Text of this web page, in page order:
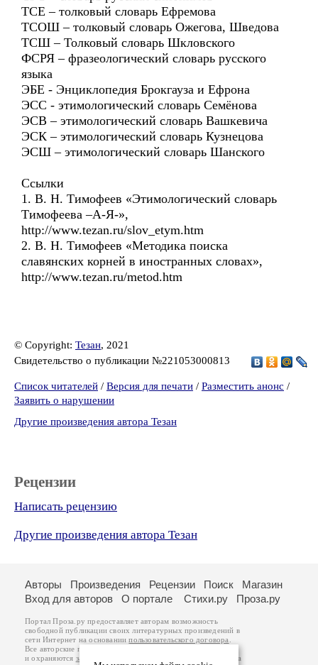
ТСЕ – толковый словарь Ефремова
ТСОШ – толковый словарь Ожегова, Шведова
ТСШ – Толковый словарь Шкловского
ФСРЯ – фразеологический словарь русского
языка
ЭБЕ - Энциклопедия Брокгауза и Ефрона
ЭСС - этимологический словарь Семёнова
ЭСВ – этимологический словарь Вашкевича
ЭСК – этимологический словарь Кузнецова
ЭСШ – этимологический словарь Шанского
Ссылки
1. В. Н. Тимофеев «Этимологический словарь
Тимофеева –А-Я-»,
http://www.tezan.ru/slov_etym.htm
2. В. Н. Тимофеев «Методика поиска
славянских корней в иностранных словах»,
http://www.tezan.ru/metod.htm
© Copyright: Тезан, 2021
Свидетельство о публикации №221053000813
Список читателей / Версия для печати / Разместить анонс /
Заявить о нарушении
Другие произведения автора Тезан
Рецензии
Написать рецензию
Другие произведения автора Тезан
Авторы Произведения Рецензии Поиск
Магазин
Вход для авторов
О портале Стихи.ру Проза.ру
Портал Проза.ру предоставляет авторам возможность
свободной публикации своих литературных произведений в
сети Интернет на основаниипользовательского договора
Все авторские права на произведения принадлежат авторам
и охраняются законом
. Перепечатка произведений возможна